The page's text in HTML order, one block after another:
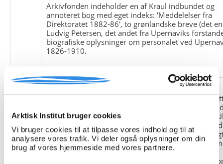
Arktisk Institut bruger cookies
Vi bruger cookies til at tilpasse vores indhold og til at
analysere vores trafik. Vi deler også oplysninger om din
brug af vores hjemmeside med vores partnere.
Arkivfonden indeholder en af Kraul indbundet og
annoteret bog med eget indeks: 'Meddelelser fra
Direktoratet 1882-86', to grønlandske breve (det
Ludvig Petersen, det andet fra Upernaviks
biografiske oplysninger om personalet ved
1826-1910.
A 038
FRIEDRICH LITTMANN
Denne arkivfond indeholder en kopi af Friedrich
upublicerede erindringer. Originalen befinder sig i
tyske historiker Franz Selingers privatarkiv i byen
Tyskland. Friedrich Littmann var en af de tyske
der var med i vejrstationen "Holzauge" i Hansa
Nordøstgrønland under Anden Verdenskrig.
"Holzauge" blev opdaget af Nordøstgrønlands
Slædepatrulje med Eli Knudsen som medlem og